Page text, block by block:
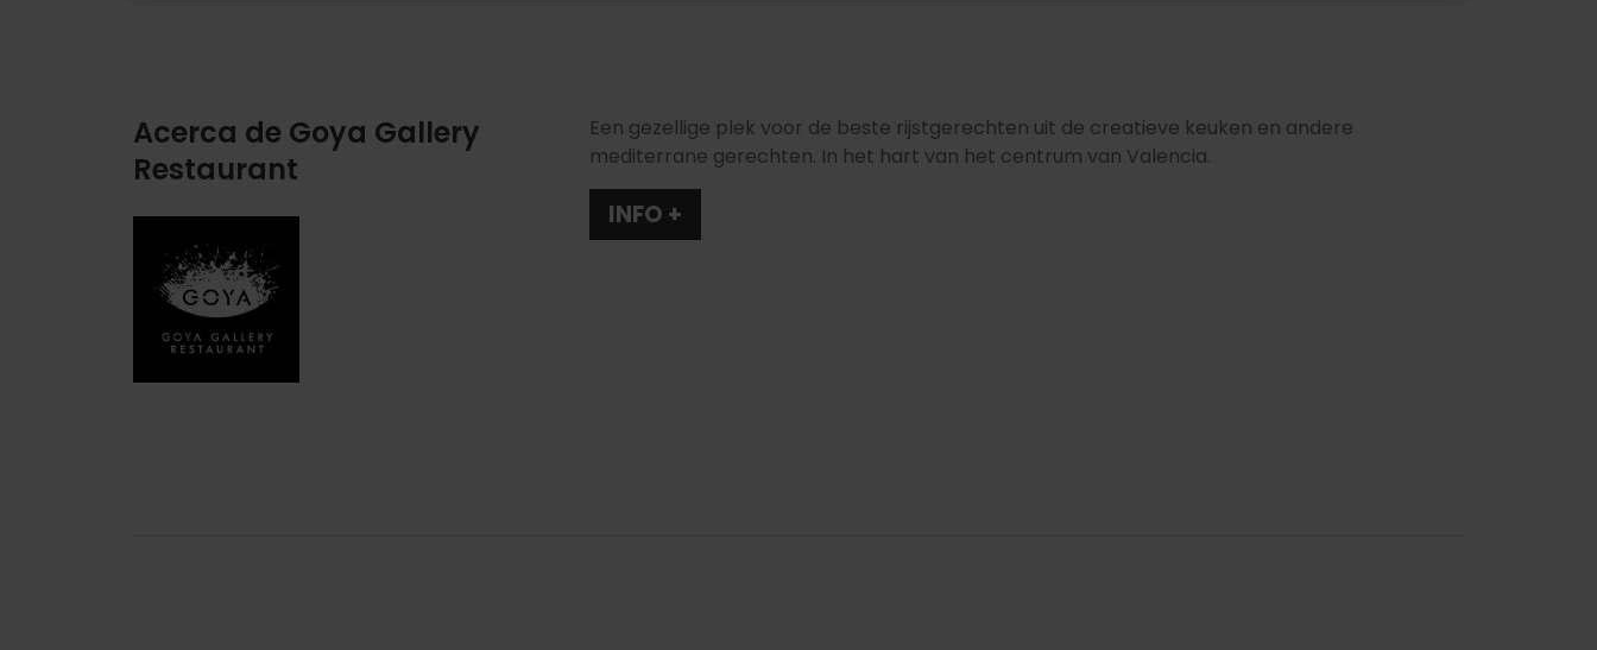
Acerca de Goya Gallery
Restaurant
Een gezellige plek voor de beste rijstgerechten uit de creatieve keuken en andere
mediterrane gerechten. In het hart van het centrum van Valencia.
INFO +